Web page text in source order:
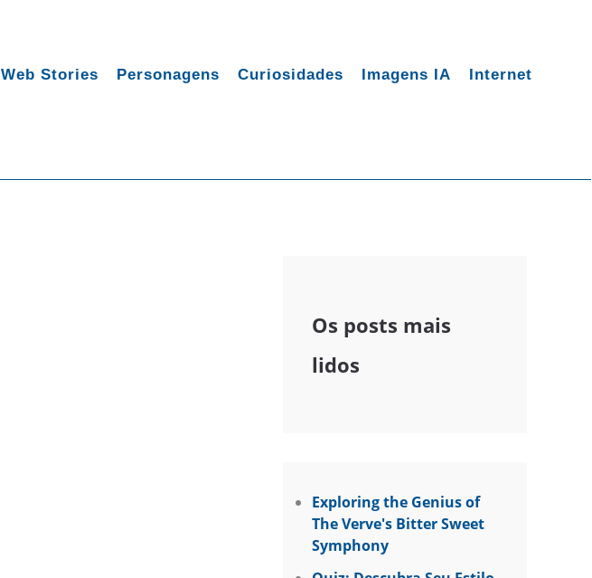
Web Stories Personagens Curiosidades Imagens IA Internet
Os posts mais
lidos
Exploring the Genius of
The Verve's Bitter Sweet
Symphony